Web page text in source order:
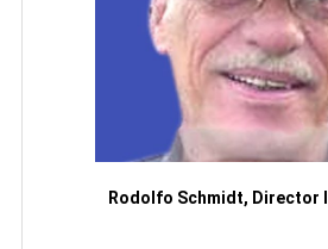
Rodolfo Schmidt, Director